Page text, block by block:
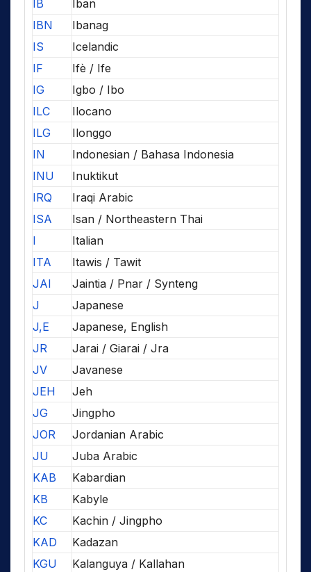
IB
Iban
IBN
Ibanag
IS
Icelandic
IF
Ifè / Ife
IG
Igbo / Ibo
ILC
Ilocano
ILG
Ilonggo
IN
Indonesian / Bahasa Indonesia
INU
Inuktikut
IRQ
Iraqi Arabic
ISA
Isan / Northeastern Thai
I
Italian
ITA
Itawis / Tawit
JAI
Jaintia / Pnar / Synteng
J
Japanese
J,E
Japanese, English
JR
Jarai / Giarai / Jra
JV
Javanese
JEH
Jeh
JG
Jingpho
JOR
Jordanian Arabic
JU
Juba Arabic
KAB
Kabardian
KB
Kabyle
KC
Kachin / Jingpho
KAD
Kadazan
KGU
Kalanguya / Kallahan